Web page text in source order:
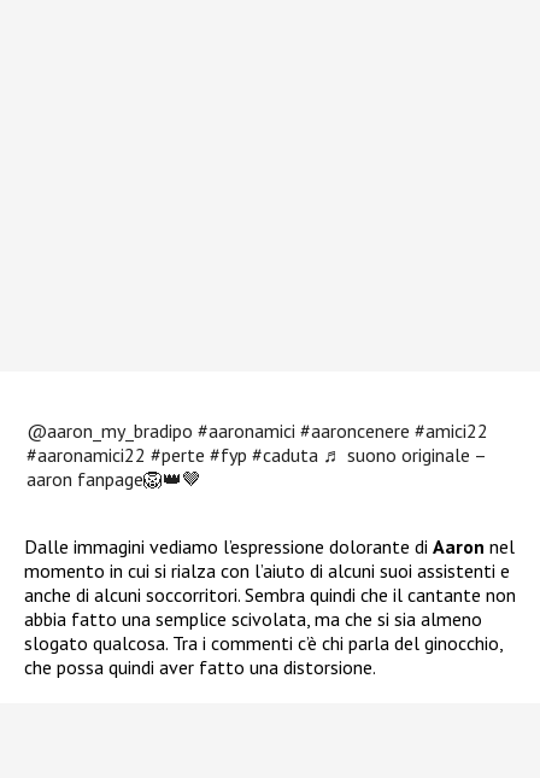
@aaron_my_bradipo #aaronamici #aaroncenere #amici22
#aaronamici22 #perte #fyp #caduta ♬ suono originale –
aaron fanpage🦁👑🤎
Dalle immagini vediamo l’espressione dolorante di Aaron nel
momento in cui si rialza con l’aiuto di alcuni suoi assistenti e
anche di alcuni soccorritori. Sembra quindi che il cantante non
abbia fatto una semplice scivolata, ma che si sia almeno
slogato qualcosa. Tra i commenti c’è chi parla del ginocchio,
che possa quindi aver fatto una distorsione.